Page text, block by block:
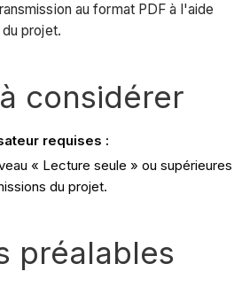
au format PDF à l'aide
projet.
considérer
requises :
« Lecture seule » ou supérieures
du projet.
préalables